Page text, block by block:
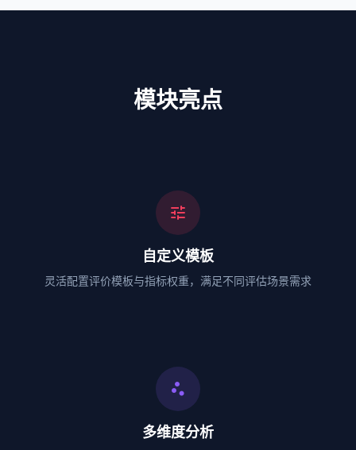
模块亮点
tune
自定义模板
灵活配置评价模板与指标权重，满足不同评估场景需求
scatter_plot
多维度分析